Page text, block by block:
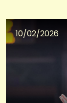
10/02/2026